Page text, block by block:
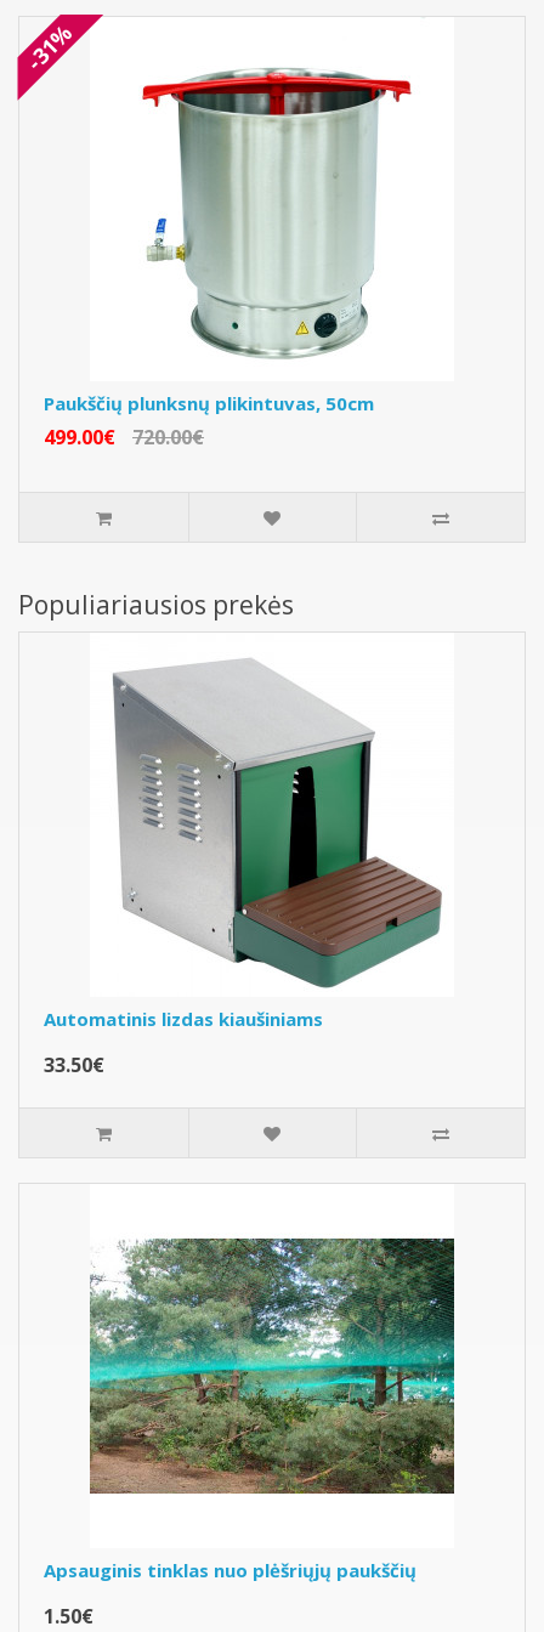
-31%
Paukščių plunksnų plikintuvas, 50cm
499.00€ 720.00€
Populiariausios prekės
Automatinis lizdas kiaušiniams
33.50€
Apsauginis tinklas nuo plėšriųjų paukščių
1.50€